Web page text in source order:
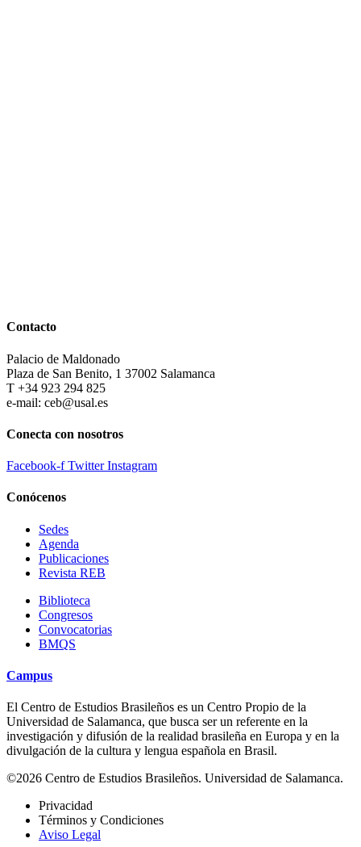
Contacto
Palacio de Maldonado
Plaza de San Benito, 1 37002 Salamanca
T +34 923 294 825
e-mail: ceb@usal.es
Conecta con nosotros
Facebook-f Twitter Instagram
Conócenos
Sedes
Agenda
Publicaciones
Revista REB
Biblioteca
Congresos
Convocatorias
BMQS
Campus
El Centro de Estudios Brasileños es un Centro Propio de la
Universidad de Salamanca, que busca ser un referente en la
investigación y difusión de la realidad brasileña en Europa y en la
divulgación de la cultura y lengua española en Brasil.
©2026 Centro de Estudios Brasileños. Universidad de Salamanca.
Privacidad
Términos y Condiciones
Aviso Legal